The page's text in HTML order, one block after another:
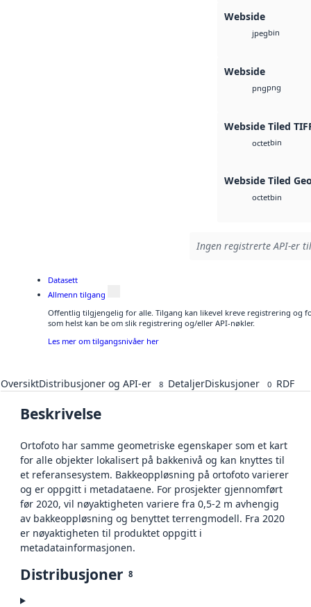
Webside
jpegbin
Webside
pngpng
Webside Tiled
octetbin
Webside Tiled
octetbin
Ingen registrerte API-er
Datasett
Allmenn tilgang
Offentlig tilgjengelig for alle. Tilgang kan likevel kreve registrering og
som helst kan be om slik registrering og/eller API-nøkler.
Les mer om tilgangsnivåer her
OversiktDistribusjoner og API-er 8 DetaljerDiskusjoner 0 RDF
Beskrivelse
Ortofoto har samme geometriske egenskaper som et kart
for alle objekter lokalisert på bakkenivå og kan knyttes til
et referansesystem. Bakkeoppløsning på ortofoto varierer
og er oppgitt i metadataene. For prosjekter gjennomført
før 2020, vil nøyaktigheten variere fra 0,5-2 m avhengig
av bakkeoppløsning og benyttet terrengmodell. Fra 2020
er nøyaktigheten til produktet oppgitt i
metadatainformasjonen.
Distribusjoner 8